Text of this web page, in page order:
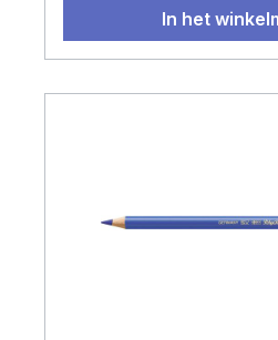
In het